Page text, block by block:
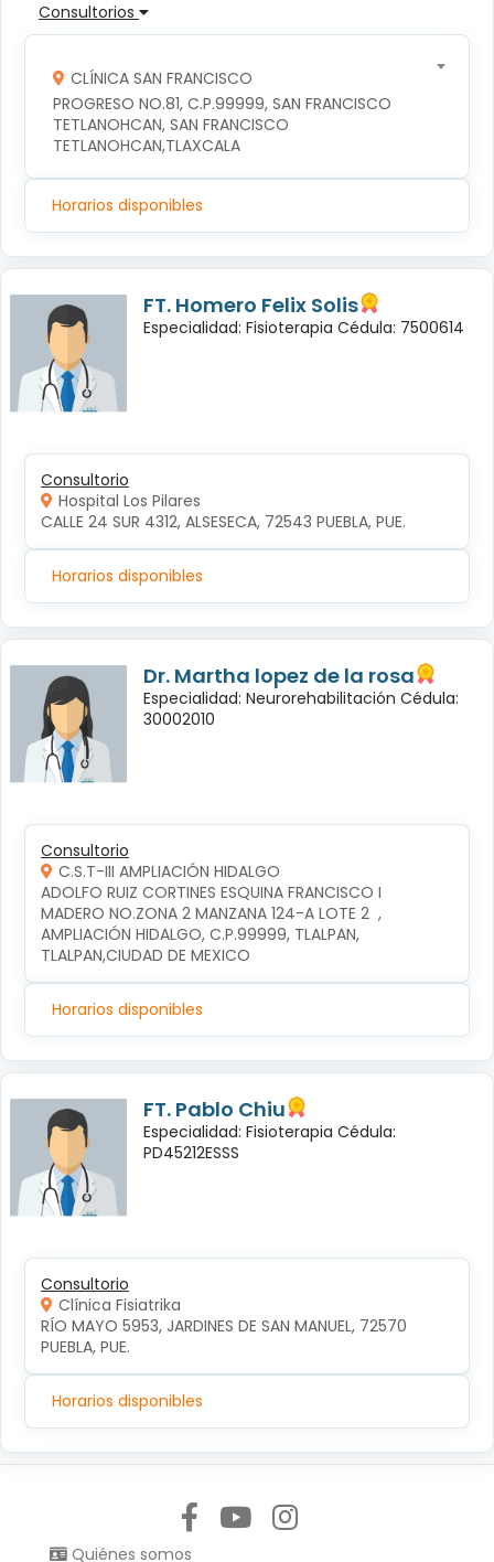
Consultorios
CLÍNICA SAN FRANCISCO
PROGRESO NO.81, C.P.99999, SAN FRANCISCO
TETLANOHCAN, SAN FRANCISCO
TETLANOHCAN,TLAXCALA
Horarios disponibles
FT. Homero Felix Solis
Especialidad: Fisioterapia Cédula: 7500614
Consultorio
Hospital Los Pilares
CALLE 24 SUR 4312, ALSESECA, 72543 PUEBLA, PUE.
Horarios disponibles
Dr. Martha lopez de la rosa
Especialidad: Neurorehabilitación Cédula:
30002010
Consultorio
C.S.T-III AMPLIACIÓN HIDALGO
ADOLFO RUIZ CORTINES ESQUINA FRANCISCO I
MADERO NO.ZONA 2 MANZANA 124-A LOTE 2  ,
AMPLIACIÓN HIDALGO, C.P.99999, TLALPAN,
TLALPAN,CIUDAD DE MEXICO
Horarios disponibles
FT. Pablo Chiu
Especialidad: Fisioterapia Cédula:
PD45212ESSS
Consultorio
Clínica Fisiatrika
RÍO MAYO 5953, JARDINES DE SAN MANUEL, 72570
PUEBLA, PUE.
Horarios disponibles
Quiénes somos